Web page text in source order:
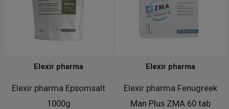
Elexir pharma Epsomsalt
1000g
Elexir pharma
Elexir pharma Fenugreek
Man Plus ZMA 60 tab
Elexir pharma